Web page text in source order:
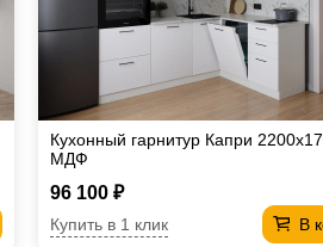
Кухонный гарнитур Капри
МДФ
96 100 ₽
В
Купить в 1 клик